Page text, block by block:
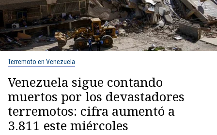
Terremoto en Venezuela
Venezuela sigue contando
muertos por los devastadores
terremotos: cifra aumentó a
3.811 este miércoles